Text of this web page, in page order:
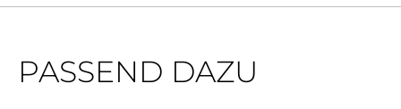
PASSEND DAZU